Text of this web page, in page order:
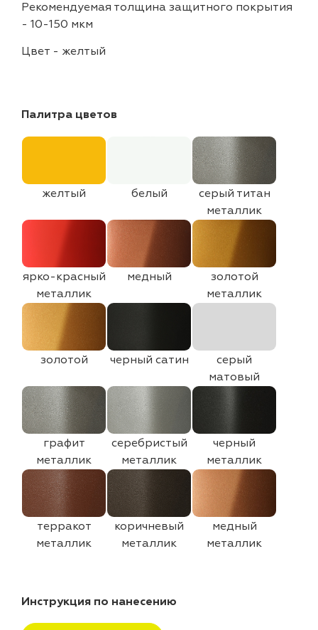
Рекомендуемая толщина защитного покрытия
- 10-150 мкм
Цвет - желтый
Палитра цветов
желтый белый
серый титан
металлик
ярко-красный
металлик
медный
золотой
металлик
золотой черный сатин
серый
матовый
графит
металлик
серебристый
металлик
черный
металлик
терракот
металлик
коричневый
металлик
медный
металлик
Инструкция по нанесению